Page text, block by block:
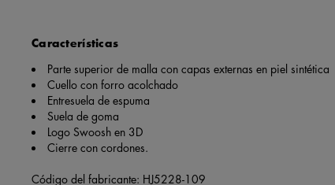
Características
Parte superior de malla con capas externas en piel sintética
Cuello con forro acolchado
Entresuela de espuma
Suela de goma
Logo Swoosh en 3D
Cierre con cordones.
Código del fabricante: HJ5228-109